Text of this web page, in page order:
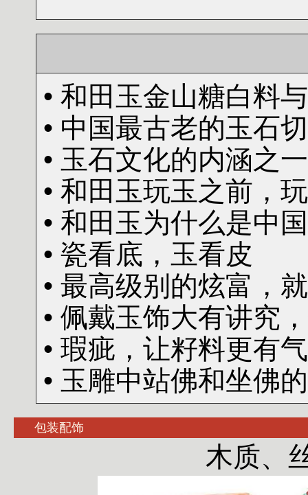
• 和田玉金山糖白料
• 中国最古老的玉石
• 玉石文化的内涵之
• 和田玉玩玉之前，
• 和田玉为什么是中
• 瓷看底，玉看皮
• 最高级别的炫富，
• 佩戴玉饰大有讲究
• 瑕疵，让籽料更有
• 玉雕中站佛和坐佛
包装配饰
木质、